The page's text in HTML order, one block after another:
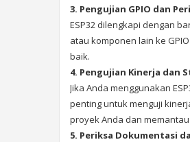
3. Pengujian GPIO dan
ESP32 dilengkapi dengan
atau komponen lain ke
baik.
4. Pengujian Kinerja dan
Jika Anda menggunakan
penting untuk menguji
proyek Anda dan
5. Periksa Dokumentasi